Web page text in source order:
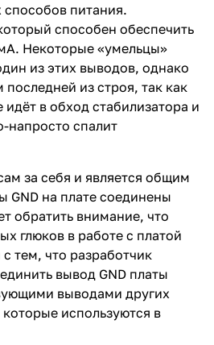
питания.
способен обеспечить
Некоторые «умельцы»
из этих выводов, однако
из строя, так как
в обход стабилизатора и
напросто спалит
за себя и является общим
на плате соединены
обратить внимание, что
глюков в работе с платой
тем, что разработчик
вывод GND платы
выводами других
используются в